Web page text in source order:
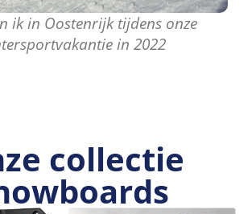
ik in Oostenrijk tijdens onze
in 2022
collectie